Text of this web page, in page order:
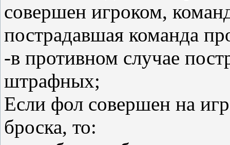
совершен игроком,
пострадавшая команда
-в противном случае
штрафных;
Если фол совершен на
броска, то: